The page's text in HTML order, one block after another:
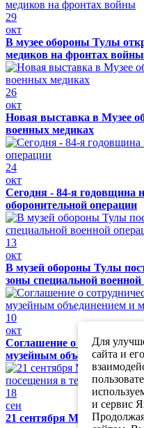
29
окт
В музее обороны Тулы
медиков на фронтах войны
26
окт
Новая выставка в Музее
военных медиках
24
окт
Сегодня - 84-я годовщина
оборонительной операции
13
окт
В музей обороны Тулы
зоны специальной
10
окт
Соглашение о
музейным объединением
18
сен
21 сентября Музей
Для
сайта и его
и сервис